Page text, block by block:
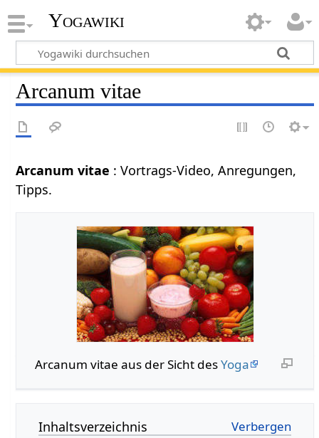
Yogawiki
Arcanum vitae
Arcanum vitae : Vortrags-Video, Anregungen,
Tipps.
Arcanum vitae aus der Sicht desYoga
Inhaltsverzeichnis